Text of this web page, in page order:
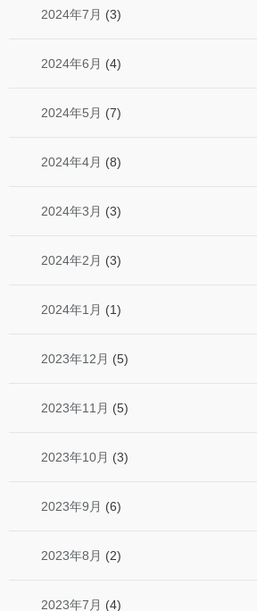
2024年7月 (3)
2024年6月 (4)
2024年5月 (7)
2024年4月 (8)
2024年3月 (3)
2024年2月 (3)
2024年1月 (1)
2023年12月 (5)
2023年11月 (5)
2023年10月 (3)
2023年9月 (6)
2023年8月 (2)
2023年7月 (4)